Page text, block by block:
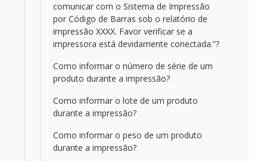
comunicar com o Sistema de Impressão
por Código de Barras sob o relatório de
impressão XXXX. Favor verificar se a
impressora está devidamente conectada.”?
Como informar o número de série de um
produto durante a impressão?
Como informar o lote de um produto
durante a impressão?
Como informar o peso de um produto
durante a impressão?